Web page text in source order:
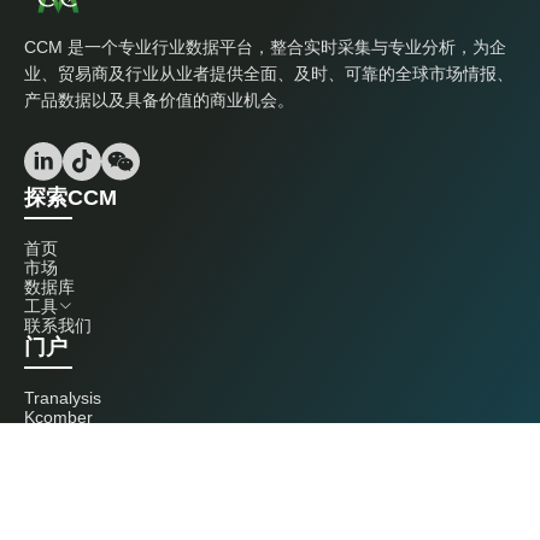
CCM 是一个专业行业数据平台，整合实时采集与专业分析，为企
业、贸易商及行业从业者提供全面、及时、可靠的全球市场情报、
产品数据以及具备价值的商业机会。
探索CCM
首页
市场
数据库
工具
联系我们
门户
Tranalysis
Kcomber